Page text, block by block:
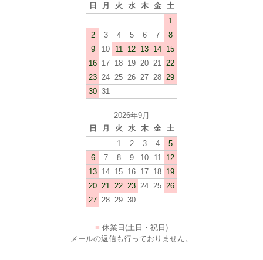
日
月 火 水 木 金
土
1
2
3 4 5 6 7
8
9
10 11 12 13 14 15
16 17 18 19 20 21
22
23 24 25 26 27 28 29
30 31
2026年9月
日
月 火 水 木 金
土
1
2 3 4
5
6
7 8 9 10 11
12
13 14 15 16 17 18 19
20 21 22 23 24 25 26
27 28 29 30
■ 休業日(土日・祝日)
メールの返信も行っておりません。